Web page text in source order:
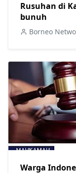
Rusuhan di
bunuh
Borneo
Warga